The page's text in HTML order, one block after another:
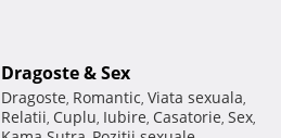
Dragoste & Sex
Dragoste, Romantic, Viata sexuala,
Relatii, Cuplu, Iubire, Casatorie, Sex,